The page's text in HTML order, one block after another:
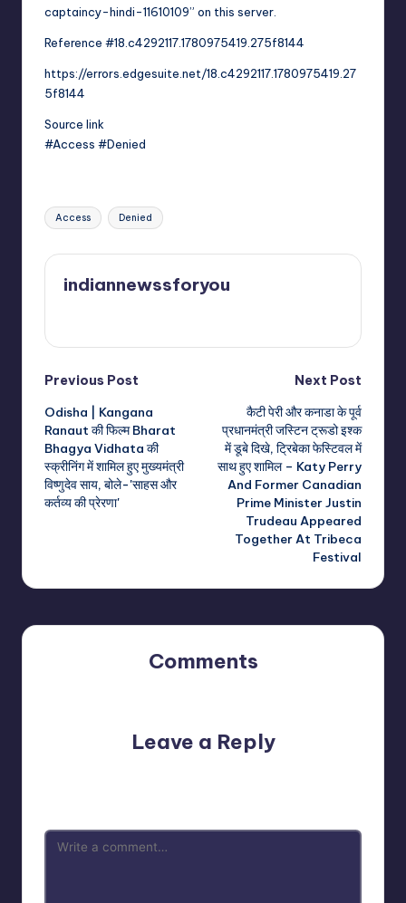
captaincy-hindi-11610109” on this server.
Reference #18.c4292117.1780975419.275f8144
https://errors.edgesuite.net/18.c4292117.1780975419.27
5f8144
Source link
#Access #Denied
Tags:
Access Denied
indiannewssforyou
Post
navigation
Previous Post
Odisha | Kangana
Ranaut की फिल्म Bharat
Bhagya Vidhata की
स्क्रीनिंग में शामिल हुए मुख्यमंत्री
विष्णुदेव साय, बोले-'साहस और
कर्तव्य की प्रेरणा'
Next Post
कैटी पेरी और कनाडा के पूर्व
प्रधानमंत्री जस्टिन ट्रूडो इश्क
में डूबे दिखे, ट्रिबेका फेस्टिवल में
साथ हुए शामिल – Katy Perry
And Former Canadian
Prime Minister Justin
Trudeau Appeared
Together At Tribeca
Festival
Comments
Leave a Reply